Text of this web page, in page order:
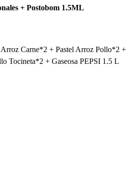
+ Postobom 1.5ML
Arroz Carne*2 + Pastel Arroz Pollo*2 +
Tocineta*2 + Gaseosa PEPSI 1.5 L